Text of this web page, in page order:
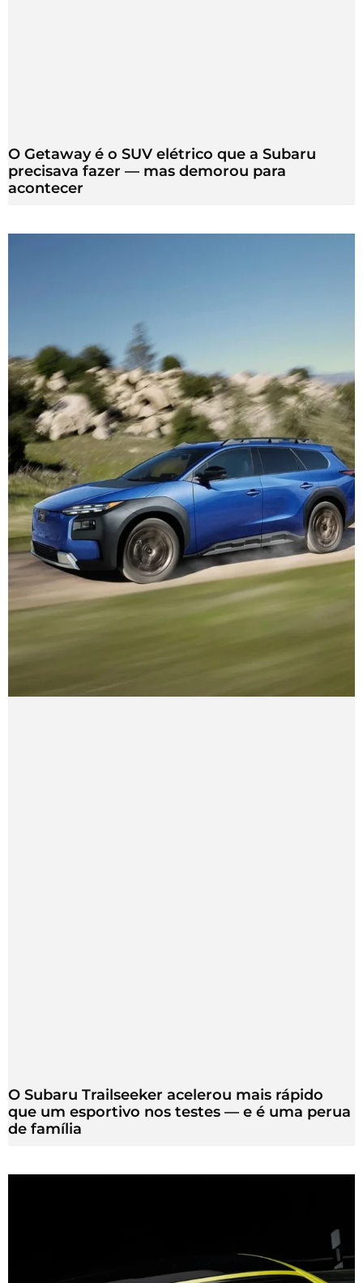
O Getaway é o SUV elétrico que a Subaru
precisava fazer — mas demorou para
acontecer
O Subaru Trailseeker acelerou mais rápido
que um esportivo nos testes — e é uma perua
de família